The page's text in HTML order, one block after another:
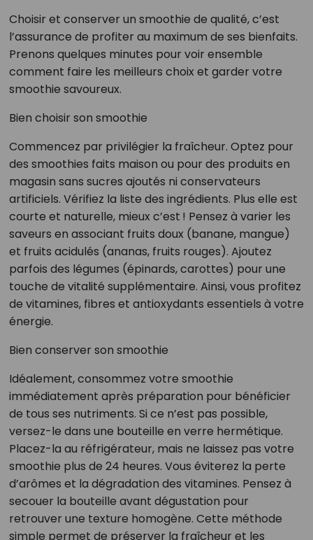
Choisir et conserver un smoothie de qualité, c’est
l’assurance de profiter au maximum de ses bienfaits.
Prenons quelques minutes pour voir ensemble
comment faire les meilleurs choix et garder votre
smoothie savoureux.
Bien choisir son smoothie
Commencez par privilégier la fraîcheur. Optez pour
des smoothies faits maison ou pour des produits en
magasin sans sucres ajoutés ni conservateurs
artificiels. Vérifiez la liste des ingrédients. Plus elle est
courte et naturelle, mieux c’est ! Pensez à varier les
saveurs en associant fruits doux (banane, mangue)
et fruits acidulés (ananas, fruits rouges). Ajoutez
parfois des légumes (épinards, carottes) pour une
touche de vitalité supplémentaire. Ainsi, vous profitez
de vitamines, fibres et antioxydants essentiels à votre
énergie.
Bien conserver son smoothie
Idéalement, consommez votre smoothie
immédiatement après préparation pour bénéficier
de tous ses nutriments. Si ce n’est pas possible,
versez-le dans une bouteille en verre hermétique.
Placez-la au réfrigérateur, mais ne laissez pas votre
smoothie plus de 24 heures. Vous éviterez la perte
d’arômes et la dégradation des vitamines. Pensez à
secouer la bouteille avant dégustation pour
retrouver une texture homogène. Cette méthode
simple permet de préserver la fraîcheur et les